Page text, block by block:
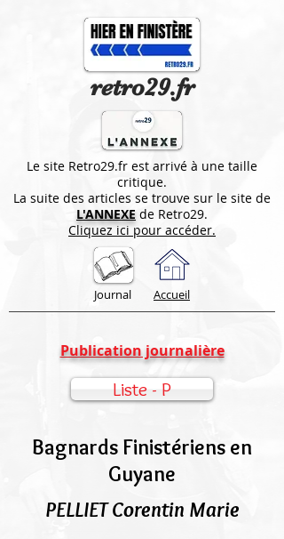
retro29.fr
Le site Retro29.fr est arrivé à une taille
critique.
La suite des articles se trouve sur le site de
L'ANNEXE de Retro29.
Cliquez ici pour accéder.
Journal Accueil
Publication journalière
Liste - P
Bagnards Finistériens en
Guyane
PELLIET Corentin Marie